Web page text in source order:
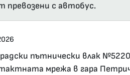
превозени с автобус.
пътнически влак
мрежа в гара